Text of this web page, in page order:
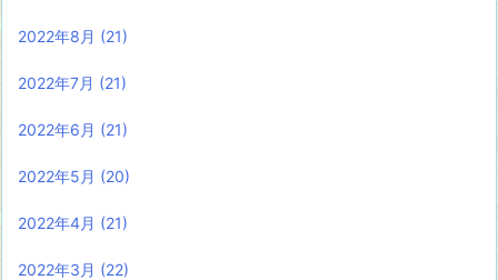
2022年8月 (21)
2022年7月 (21)
2022年6月 (21)
2022年5月 (20)
2022年4月 (21)
2022年3月 (22)